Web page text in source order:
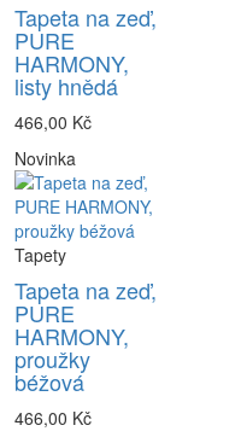
Tapeta na zeď,
PURE
HARMONY,
listy hnědá
466,00 Kč
Novinka
Tapety
Tapeta na zeď,
PURE
HARMONY,
proužky
béžová
466,00 Kč